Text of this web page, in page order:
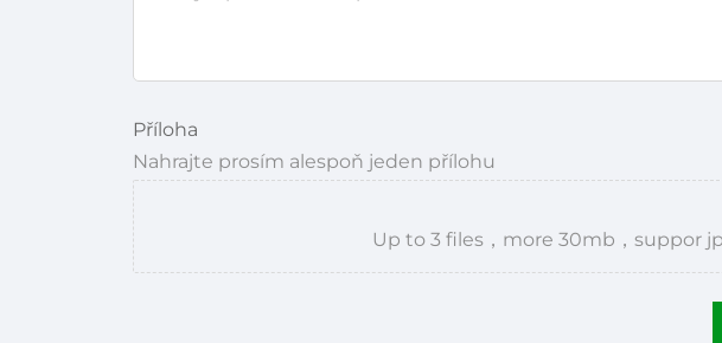
Příloha
Nahrajte prosím alespoň jeden přílohu
Up to 3 files，more 30mb，suppor